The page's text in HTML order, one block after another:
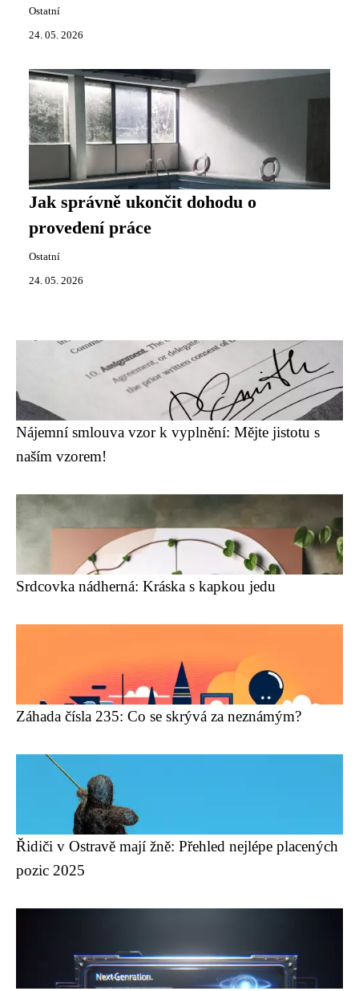
Ostatní
24. 05. 2026
Jak správně ukončit dohodu o
provedení práce
Ostatní
24. 05. 2026
Nájemní smlouva vzor k vyplnění: Mějte jistotu s
naším vzorem!
Srdcovka nádherná: Kráska s kapkou jedu
Záhada čísla 235: Co se skrývá za neznámým?
Řidiči v Ostravě mají žně: Přehled nejlépe placených
pozic 2025